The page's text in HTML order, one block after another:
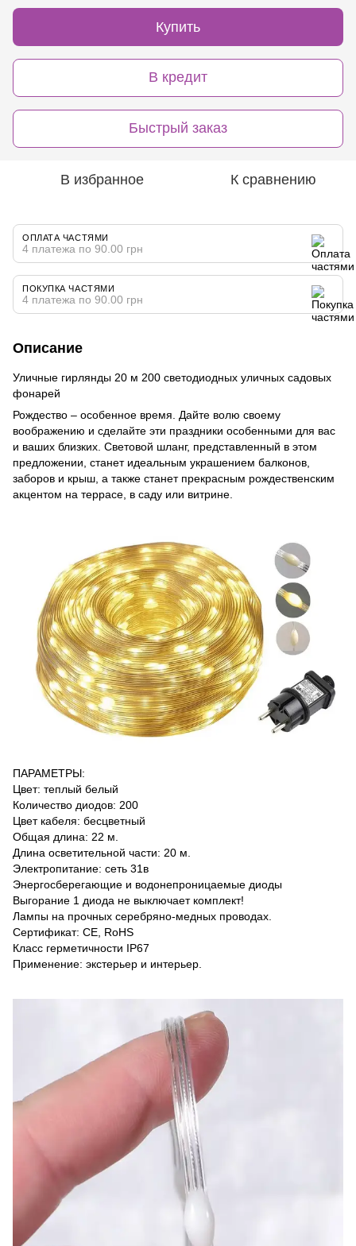
Купить
В кредит
Быстрый заказ
В избранное К сравнению
ОПЛАТА ЧАСТЯМИ
4 платежа по 90.00 грн
ПОКУПКА ЧАСТЯМИ
4 платежа по 90.00 грн
Описание
Уличные гирлянды 20 м 200 светодиодных уличных садовых
фонарей
Рождество – особенное время. Дайте волю своему
воображению и сделайте эти праздники особенными для вас
и ваших близких. Световой шланг, представленный в этом
предложении, станет идеальным украшением балконов,
заборов и крыш, а также станет прекрасным рождественским
акцентом на террасе, в саду или витрине.
ПАРАМЕТРЫ:
Цвет: теплый белый
Количество диодов: 200
Цвет кабеля: бесцветный
Общая длина: 22 м.
Длина осветительной части: 20 м.
Электропитание: сеть 31в
Энергосберегающие и водонепроницаемые диоды
Выгорание 1 диода не выключает комплект!
Лампы на прочных серебряно-медных проводах.
Сертификат: CE, RoHS
Класс герметичности IP67
Применение: экстерьер и интерьер.